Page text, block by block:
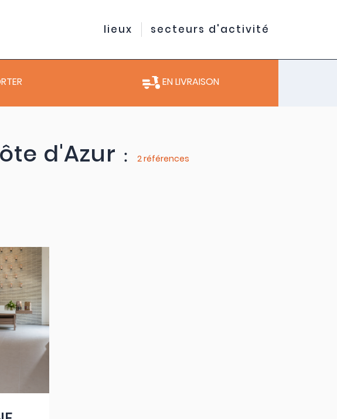
lieux secteurs d'activité
EN LIVRAISON
d'Azur : 2 références